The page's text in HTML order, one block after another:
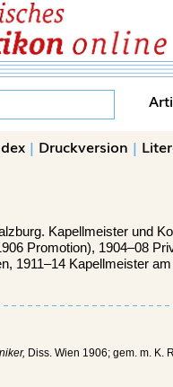
| Druckversion |
Kapellmeister und
Promotion), 1904–08
1911–14 Kapellmeister
Diss. Wien 1906; gem. m. K.